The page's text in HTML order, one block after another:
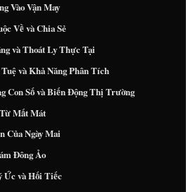
Vào Vận May
Về và Chia Sẻ
và Thoát Ly Thực Tại
và Khả Năng Phân Tích
Con Số và Biến Động Thị Trường
Mất Mát
Của Ngày Mai
Đông Ảo
Ức và Hối Tiếc